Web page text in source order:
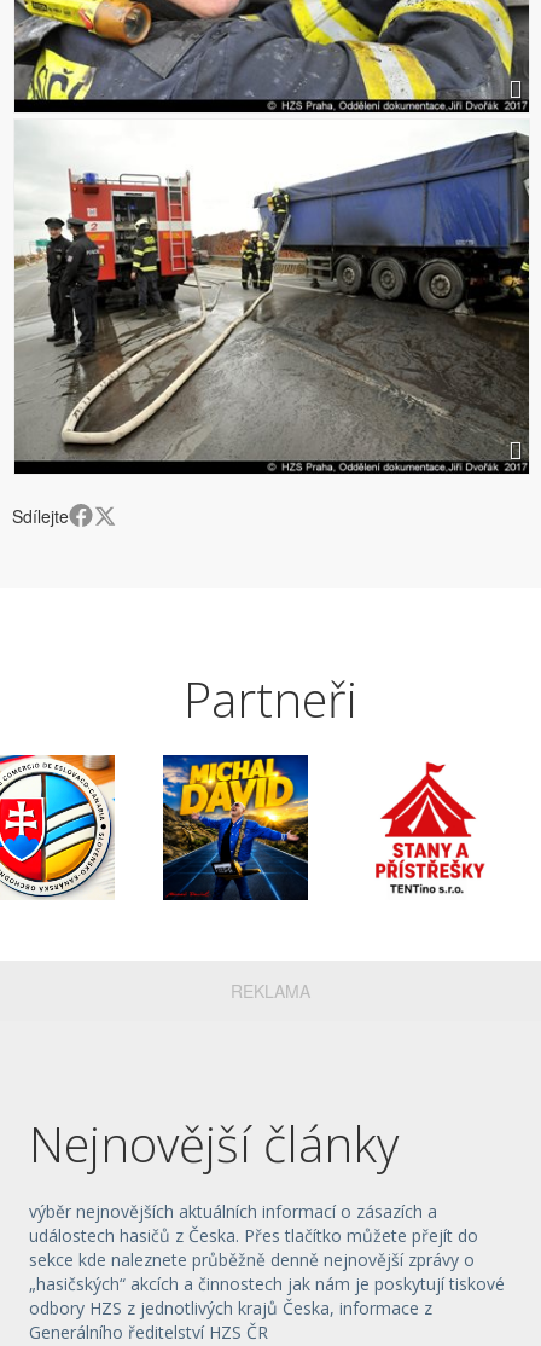
Sdílejte
Partneři
REKLAMA
Nejnovější články
výběr nejnovějších aktuálních informací o zásazích a
událostech hasičů z Česka. Přes tlačítko můžete přejít do
sekce kde naleznete průběžně denně nejnovější zprávy o
„hasičských“ akcích a činnostech jak nám je poskytují tiskové
odbory HZS z jednotlivých krajů Česka, informace z
Generálního ředitelství HZS ČR